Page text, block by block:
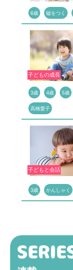
6歳 嘘をつく
子どもの成長
3歳 4歳 5歳
高橋愛子
子どもと会話
3歳 かんしゃく